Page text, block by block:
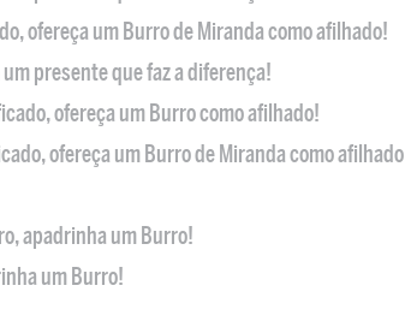
ofereça um Burro de Miranda como afilhado!
presente que faz a diferença!
ofereça um Burro como afilhado!
ofereça um Burro de Miranda como afilhado
apadrinha um Burro!
um Burro!